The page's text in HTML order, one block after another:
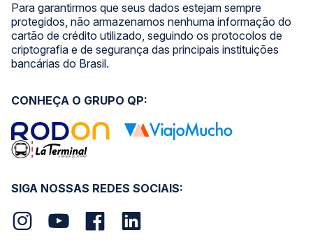
Para garantirmos que seus dados estejam sempre
protegidos, não armazenamos nenhuma informação do
cartão de crédito utilizado, seguindo os protocolos de
criptografia e de segurança das principais instituições
bancárias do Brasil.
SIGA NOSSAS REDES SOCIAIS:
CONHEÇA O GRUPO QP: